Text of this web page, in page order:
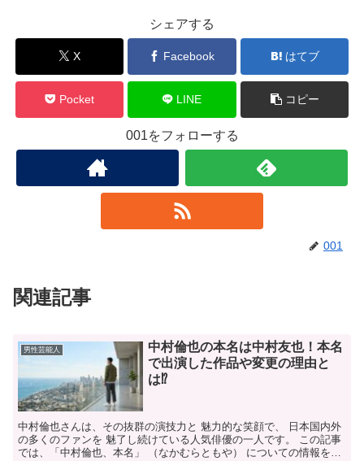
シェアする
X Facebook はてブ
Pocket LINE コピー
001をフォローする
001
関連記事
男性芸能人
中村倫也の本名は中村友也！本名
で出演した作品や変更の理由と
は⁉
中村倫也さんは、その抜群の演技力と 魅力的な笑顔で、 日本国内外
の多くのファンを 魅了し続けている人気俳優の一人です。 この記事
では、「中村倫也、本名」 （なかむらともや） についての情報をお